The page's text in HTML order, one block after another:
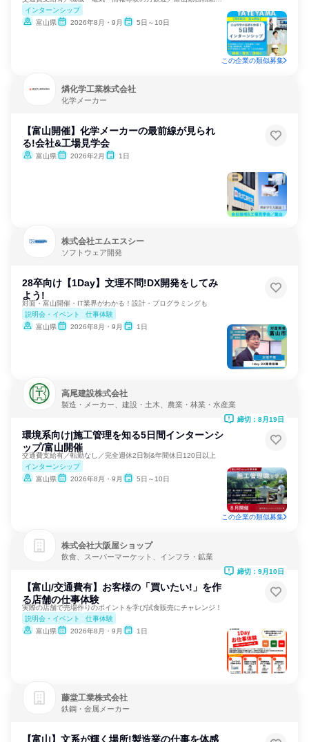
インターンシップ
富山県
2026年8月・9月 5日～10日
この企業の類似募集
燐化学工業株式会社
化学メーカー
【富山開催】化学メーカーの最前線が見られ
る!会社&工場見学会
富山県 2026年2月 1日
株式会社エムエスシー
ソフトウェア開発
28卒向け【1Day】文理不問!DX開発をしてみ
よう!
対面・富山開催・IT業界がわかる！設計・プログラミングも
説明会・イベント
仕事体験
富山県
2026年8月・9月 1日
高尾建設株式会社
製造・メーカー、建設・土木、農業・林業・水産業
環境系向け|施工管理を知る5日間インターンシ
ップ/富山開催
交通費支給有／転勤なし／完全週休2日制&年間休日120日以上
インターンシップ
富山県
2026年8月・9月 5日～10日
締切：8月19日
この企業の類似募集
株式会社大阪屋ショップ
飲食、スーパーマーケット、インフラ・鉱業
【富山/交通費有】お客様の「買いたい!」を作
る店舗の仕事体験
実際の店舗で売場作りのポイントを学び試食販売にチャレンジ！
説明会・イベント
仕事体験
富山県
2026年8月・9月 1日
締切：9月10日
藤堂工業株式会社
鉄鋼・金属メーカー
【富山】文系が輝く場所!製造業の仕事を体感